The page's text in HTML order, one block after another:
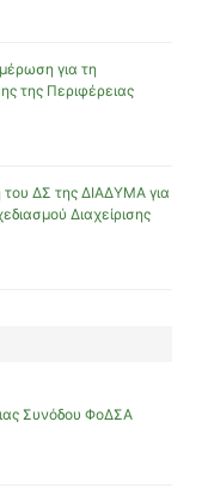
για τη
της Περιφέρειας
ΔΣ της ΔΙΑΔΥΜΑ για
Διαχείρισης
Συνόδου ΦοΔΣΑ